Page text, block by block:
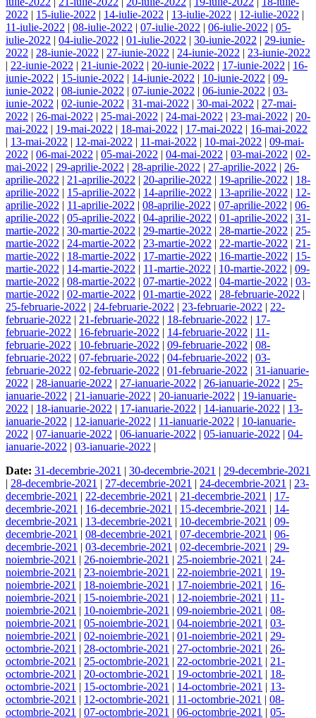
2022 | 15-iulie-2022 | 14-iulie-2022 | 13-iulie-2022 | 12-iulie-2022 |
11-iulie-2022 | 08-iulie-2022 | 07-iulie-2022 | 06-iulie-2022 | 05-
iulie-2022 | 04-iulie-2022 | 01-iulie-2022 | 30-iunie-2022 | 29-iunie-
2022 | 28-iunie-2022 | 27-iunie-2022 | 24-iunie-2022 | 23-iunie-2022
| 22-iunie-2022 | 21-iunie-2022 | 20-iunie-2022 | 17-iunie-2022 | 16-
iunie-2022 | 15-iunie-2022 | 14-iunie-2022 | 10-iunie-2022 | 09-
iunie-2022 | 08-iunie-2022 | 07-iunie-2022 | 06-iunie-2022 | 03-
iunie-2022 | 02-iunie-2022 | 31-mai-2022 | 30-mai-2022 | 27-mai-
2022 | 26-mai-2022 | 25-mai-2022 | 24-mai-2022 | 23-mai-2022 | 20-
mai-2022 | 19-mai-2022 | 18-mai-2022 | 17-mai-2022 | 16-mai-2022
| 13-mai-2022 | 12-mai-2022 | 11-mai-2022 | 10-mai-2022 | 09-mai-
2022 | 06-mai-2022 | 05-mai-2022 | 04-mai-2022 | 03-mai-2022 | 02-
mai-2022 | 29-aprilie-2022 | 28-aprilie-2022 | 27-aprilie-2022 | 26-
aprilie-2022 | 21-aprilie-2022 | 20-aprilie-2022 | 19-aprilie-2022 | 18-
aprilie-2022 | 15-aprilie-2022 | 14-aprilie-2022 | 13-aprilie-2022 | 12-
aprilie-2022 | 11-aprilie-2022 | 08-aprilie-2022 | 07-aprilie-2022 | 06-
aprilie-2022 | 05-aprilie-2022 | 04-aprilie-2022 | 01-aprilie-2022 | 31-
martie-2022 | 30-martie-2022 | 29-martie-2022 | 28-martie-2022 | 25-
martie-2022 | 24-martie-2022 | 23-martie-2022 | 22-martie-2022 | 21-
martie-2022 | 18-martie-2022 | 17-martie-2022 | 16-martie-2022 | 15-
martie-2022 | 14-martie-2022 | 11-martie-2022 | 10-martie-2022 | 09-
martie-2022 | 08-martie-2022 | 07-martie-2022 | 04-martie-2022 | 03-
martie-2022 | 02-martie-2022 | 01-martie-2022 | 28-februarie-2022 |
25-februarie-2022 | 24-februarie-2022 | 23-februarie-2022 | 22-
februarie-2022 | 21-februarie-2022 | 18-februarie-2022 | 17-
februarie-2022 | 16-februarie-2022 | 14-februarie-2022 | 11-
februarie-2022 | 10-februarie-2022 | 09-februarie-2022 | 08-
februarie-2022 | 07-februarie-2022 | 04-februarie-2022 | 03-
februarie-2022 | 02-februarie-2022 | 01-februarie-2022 | 31-ianuarie-
2022 | 28-ianuarie-2022 | 27-ianuarie-2022 | 26-ianuarie-2022 | 25-
ianuarie-2022 | 21-ianuarie-2022 | 20-ianuarie-2022 | 19-ianuarie-
2022 | 18-ianuarie-2022 | 17-ianuarie-2022 | 14-ianuarie-2022 | 13-
ianuarie-2022 | 12-ianuarie-2022 | 11-ianuarie-2022 | 10-ianuarie-
2022 | 07-ianuarie-2022 | 06-ianuarie-2022 | 05-ianuarie-2022 | 04-
ianuarie-2022 | 03-ianuarie-2022 |
Date: 31-decembrie-2021 | 30-decembrie-2021 | 29-decembrie-2021
| 28-decembrie-2021 | 27-decembrie-2021 | 24-decembrie-2021 | 23-
decembrie-2021 | 22-decembrie-2021 | 21-decembrie-2021 | 17-
decembrie-2021 | 16-decembrie-2021 | 15-decembrie-2021 | 14-
decembrie-2021 | 13-decembrie-2021 | 10-decembrie-2021 | 09-
decembrie-2021 | 08-decembrie-2021 | 07-decembrie-2021 | 06-
decembrie-2021 | 03-decembrie-2021 | 02-decembrie-2021 | 29-
noiembrie-2021 | 26-noiembrie-2021 | 25-noiembrie-2021 | 24-
noiembrie-2021 | 23-noiembrie-2021 | 22-noiembrie-2021 | 19-
noiembrie-2021 | 18-noiembrie-2021 | 17-noiembrie-2021 | 16-
noiembrie-2021 | 15-noiembrie-2021 | 12-noiembrie-2021 | 11-
noiembrie-2021 | 10-noiembrie-2021 | 09-noiembrie-2021 | 08-
noiembrie-2021 | 05-noiembrie-2021 | 04-noiembrie-2021 | 03-
noiembrie-2021 | 02-noiembrie-2021 | 01-noiembrie-2021 | 29-
octombrie-2021 | 28-octombrie-2021 | 27-octombrie-2021 | 26-
octombrie-2021 | 25-octombrie-2021 | 22-octombrie-2021 | 21-
octombrie-2021 | 20-octombrie-2021 | 19-octombrie-2021 | 18-
octombrie-2021 | 15-octombrie-2021 | 14-octombrie-2021 | 13-
octombrie-2021 | 12-octombrie-2021 | 11-octombrie-2021 | 08-
octombrie-2021 | 07-octombrie-2021 | 06-octombrie-2021 | 05-